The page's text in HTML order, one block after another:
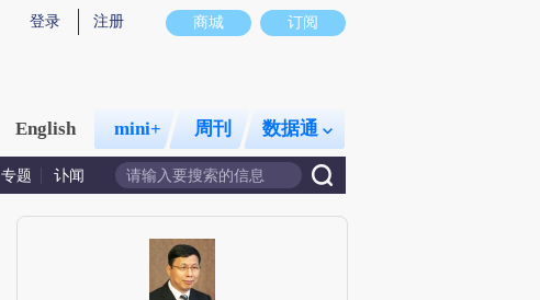
商城 订阅
登录 注册
English mini+ 周刊 数据通
专题 讣闻